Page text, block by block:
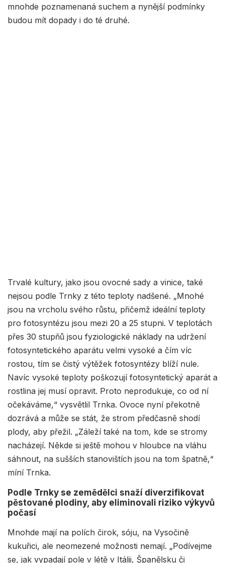
mnohde poznamenaná suchem a nynější podmínky
budou mít dopady i do té druhé.
Trvalé kultury, jako jsou ovocné sady a vinice, také
nejsou podle Trnky z této teploty nadšené. „Mnohé
jsou na vrcholu svého růstu, přičemž ideální teploty
pro fotosyntézu jsou mezi 20 a 25 stupni. V teplotách
přes 30 stupňů jsou fyziologické náklady na udržení
fotosyntetického aparátu velmi vysoké a čím víc
rostou, tím se čistý výtěžek fotosyntézy blíží nule.
Navíc vysoké teploty poškozují fotosyntetický aparát a
rostlina jej musí opravit. Proto neprodukuje, co od ní
očekáváme,“ vysvětlil Trnka. Ovoce nyní překotně
dozrává a může se stát, že strom předčasně shodí
plody, aby přežil. „Záleží také na tom, kde se stromy
nacházejí. Někde si ještě mohou v hloubce na vláhu
sáhnout, na sušších stanovištích jsou na tom špatně,“
míní Trnka.
Podle Trnky se zemědělci snaží diverzifikovat
pěstované plodiny, aby eliminovali riziko výkyvů
počasí
Mnohde mají na polích čirok, sóju, na Vysočině
kukuřici, ale neomezené možnosti nemají. „Podívejme
se, jak vypadají pole v létě v Itálii, Španělsku či